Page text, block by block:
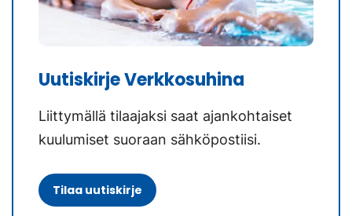
Uutiskirje Verkkosuhina
Liittymällä tilaajaksi saat ajankohtaiset
kuulumiset suoraan sähköpostiisi.
Tilaa uutiskirje